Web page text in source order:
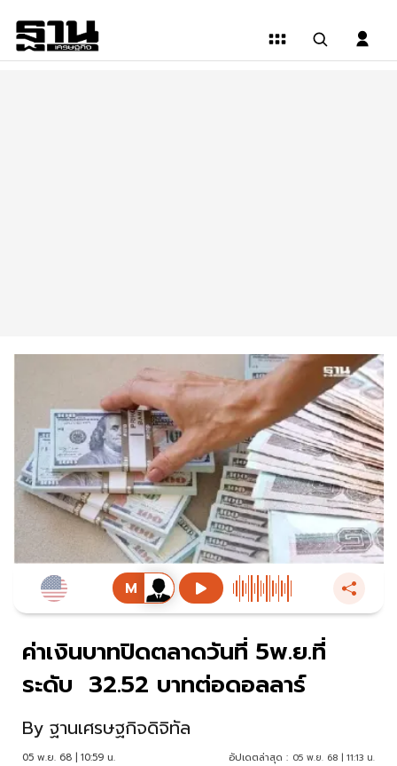
ค่าเงินบาทปิดตลาดวันที่ 5พ.ย.ที่
ระดับ 32.52 บาทต่อดอลลาร์
By ฐานเศรษฐกิจดิจิทัล
05 พ.ย. 68 | 10:59 น. อัปเดตล่าสุด : 05 พ.ย. 68 | 11:13 น.